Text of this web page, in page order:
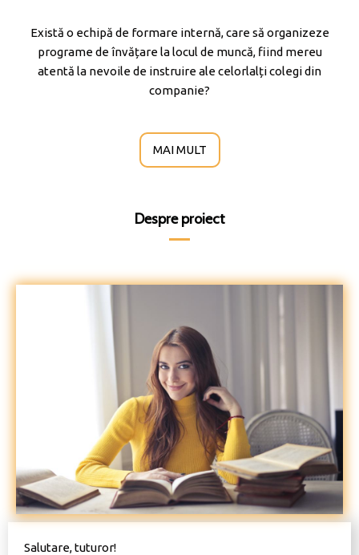
Există o echipă de formare internă, care să organizeze
programe de învățare la locul de muncă, fiind mereu
atentă la nevoile de instruire ale celorlalți colegi din
companie?
MAI MULT
Despre proiect
Salutare, tuturor!